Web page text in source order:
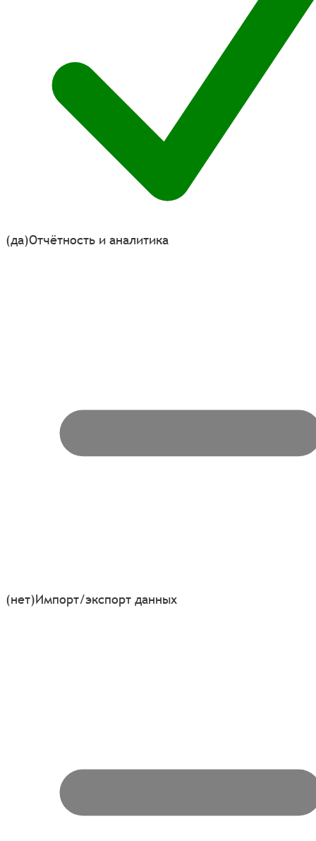
(да)Отчётность и аналитика
(нет)Импорт/экспорт данных